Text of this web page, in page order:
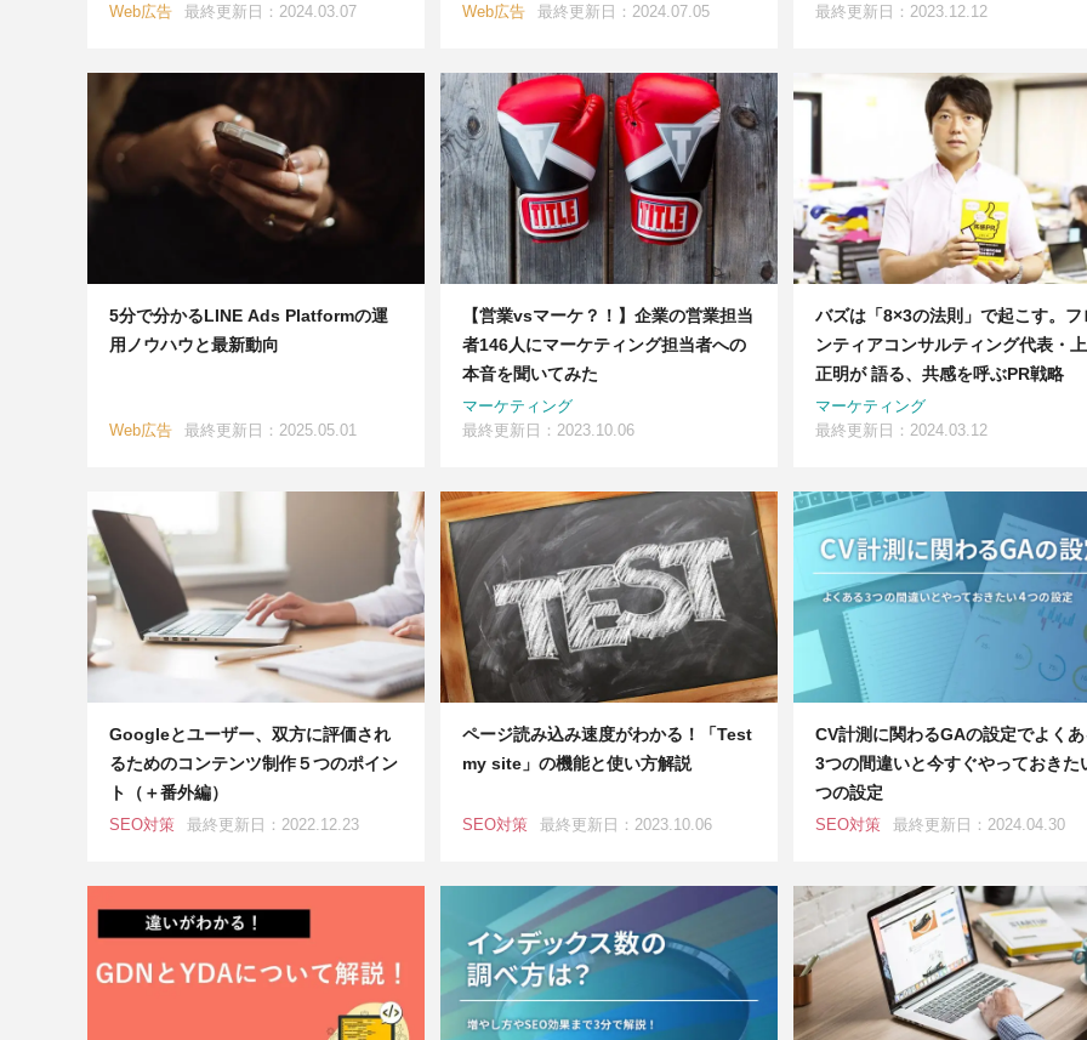
Web広告 最終更新日：2024.03.07 Web広告 最終更新日：2024.07.05
最終更新日：2023.12.12
5分で分かるLINE Ads Platformの運
用ノウハウと最新動向
Web広告 最終更新日：2025.05.01
【営業vsマーケ？！】企業の営業担当
者146人にマーケティング担当者への
本音を聞いてみた
マーケティング
最終更新日：2023.10.06
バズは「8×3の法則」で起こす。フ
ンティアコンサルティング代表・
正明が 語る、共感を呼ぶPR戦略
マーケティング
最終更新日：2024.03.12
Googleとユーザー、双方に評価され
るためのコンテンツ制作５つのポイン
ト（＋番外編）
SEO対策 最終更新日：2022.12.23
ページ読み込み速度がわかる！「Test
my site」の機能と使い方解説
SEO対策 最終更新日：2023.10.06
CV計測に関わるGAの設定でよく
3つの間違いと今すぐやっておきた
つの設定
SEO対策 最終更新日：2024.04.30